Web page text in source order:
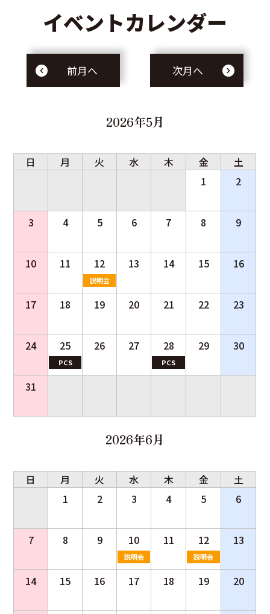
イベントカレンダー
前月へ 次月へ
2026年5月
日 月 火 水 木 金
土
1
2
3 4 5 6 7 8 9
10 11 12
説明会
13 14 15 16
17 18 19 20 21 22 23
24 25
PCS
26 27 28
PCS
29 30
31
2026年6月
日 月 火 水 木 金
土
1
2 3 4 5 6
7 8 9 10
説明会
11 12
説明会
13
14 15 16 17 18 19 20